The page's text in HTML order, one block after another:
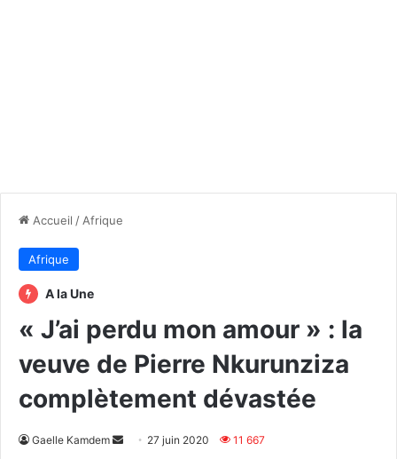
Accueil / Afrique
Afrique
A la Une
« J’ai perdu mon amour » : la
veuve de Pierre Nkurunziza
complètement dévastée
Gaelle Kamdem
Envoyer27 juin 2020 11 667